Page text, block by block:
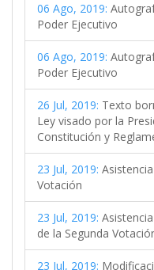
06 Ago, 2019:
Poder Ejecutivo
06 Ago, 2019:
Poder Ejecutivo
26 Jul, 2019: Texto
Ley visado por la
Constitución y
23 Jul, 2019:
Votación
23 Jul, 2019:
de la Segunda
23 Jul, 2019: